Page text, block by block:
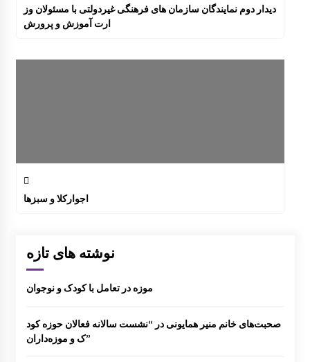
دیدار دوم نمایندگان سازمان های فرهنگی غیردولتی با مسئولان وز
ارت آموزش و پرورش
اجوارکلا و سبزها
نوشته های تازه
موزه در تعامل با کودک و نوجوان
صحبت‌های خانم منیر همایونی در “نشست سالانه فعالان حوزه کود
ک و موزه‌داران”